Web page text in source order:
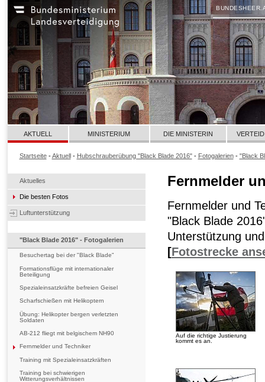
Aktuelles
Die besten Fotos
Luftunterstützung
"Black Blade 2016" - Fotogalerien
Besuchertag bei der "Black Blade"
Formationsflüge mit internationaler
Beteiligung
Spezialeinsatzkräfte befreien Geisel
Scharfschießen mit Helikoptern
Übung: Helikopter bergen verletzten
Soldaten
AB-212 fliegt mit belgischem NH90
Fernmelder und Techniker
Training mit Spezialeinsatzkräften
Training bei schwierigen
Witterungsverhältnissen
AKTUELL MINISTERIUM DIE MINISTERIN
Startseite-Aktuell- Hubschrauberübung "Black Blade 2016"- Fotogalerien- "Black
Fernmelder
Fernmelder und
"Black Blade
Unterstützung
[Fotostrecke
Auf die richtige Justierung
kommt es an.